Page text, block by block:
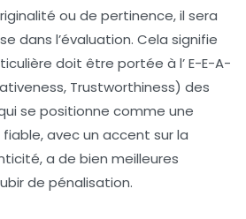
ou de pertinence, il sera
dans l’évaluation. Cela signifie
doit être portée à l’E-E-A-
Trustworthiness) des
se positionne comme une
avec un accent sur la
a de bien meilleures
de pénalisation.